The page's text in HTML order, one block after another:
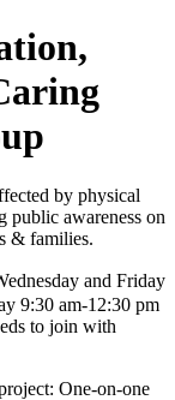
by physical
public awareness on
& families.
and Friday
9:30 am-12:30 pm
to join with
One-on-one